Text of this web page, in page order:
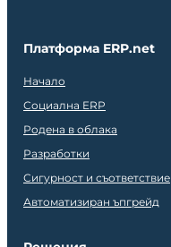
Платформа ERP.net
Начало
Социална ERP
Родена в облака
Разработки
Сигурност и съответствие
Автоматизиран ъпгрейд